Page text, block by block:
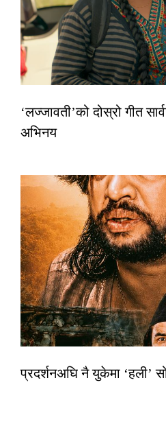
‘लज्जावती’को दोस्रो गीत
अभिनय
प्रदर्शनअघि नै युकेमा ‘हली’